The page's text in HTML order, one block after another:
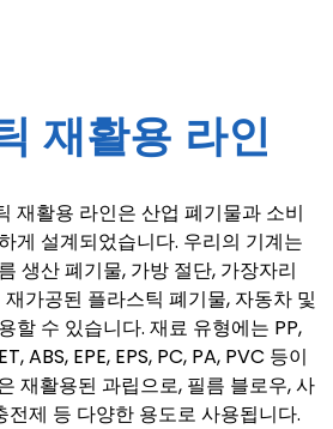
재활용 라인
재활용 라인은 산업 폐기물과 소비
게 설계되었습니다. 우리의 기계는
생산 폐기물, 가방 절단, 가장자리
가공된 플라스틱 폐기물, 자동차 및
할 수 있습니다. 재료 유형에는 PP,
ABS, EPE, EPS, PC, PA, PVC 등이
재활용된 과립으로, 필름 블로우, 사
전제 등 다양한 용도로 사용됩니다.